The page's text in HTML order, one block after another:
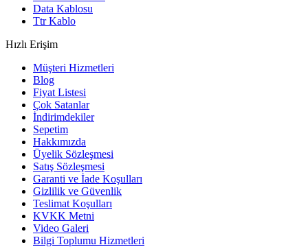
Data Kablosu
Ttr Kablo
Hızlı Erişim
Müşteri Hizmetleri
Blog
Fiyat Listesi
Çok Satanlar
İndirimdekiler
Sepetim
Hakkımızda
Üyelik Sözleşmesi
Satış Sözleşmesi
Garanti ve İade Koşulları
Gizlilik ve Güvenlik
Teslimat Koşulları
KVKK Metni
Video Galeri
Bilgi Toplumu Hizmetleri